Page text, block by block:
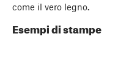
come il vero legno.
Esempi di stampe